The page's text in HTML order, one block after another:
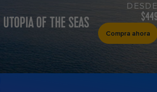
UTOPIA OF THE SEAS
DESDE
Compra ahora